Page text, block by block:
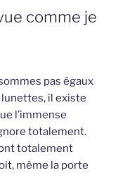
comme je
pas égaux
il existe
l’immense
totalement.
totalement
même la porte